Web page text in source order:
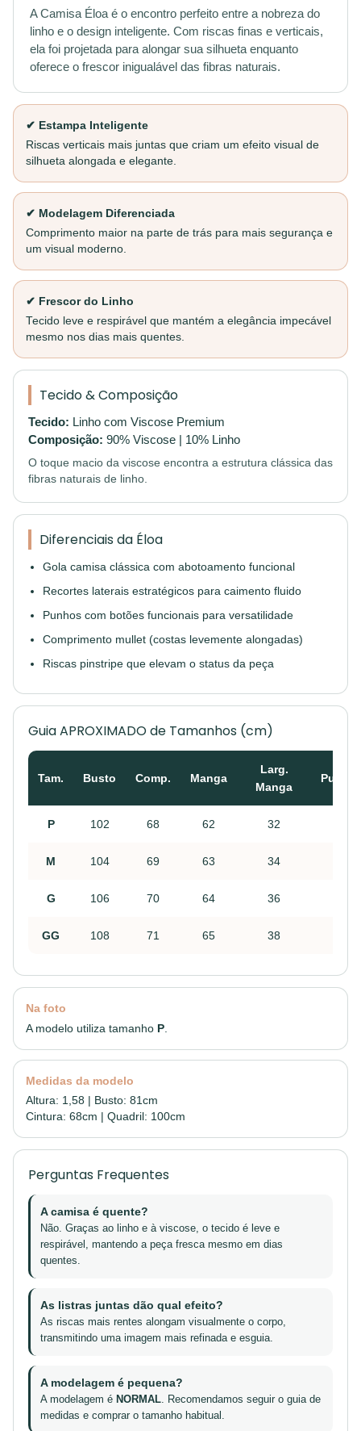
A Camisa Éloa é o encontro perfeito entre a nobreza do
linho e o design inteligente. Com riscas finas e verticais,
ela foi projetada para alongar sua silhueta enquanto
oferece o frescor inigualável das fibras naturais.
✔ Estampa Inteligente
Riscas verticais mais juntas que criam um efeito visual de
silhueta alongada e elegante.
✔ Modelagem Diferenciada
Comprimento maior na parte de trás para mais segurança e
um visual moderno.
✔ Frescor do Linho
Tecido leve e respirável que mantém a elegância impecável
mesmo nos dias mais quentes.
Tecido & Composição
Tecido: Linho com Viscose Premium
Composição: 90% Viscose | 10% Linho
O toque macio da viscose encontra a estrutura clássica das
fibras naturais de linho.
Diferenciais da Éloa
Gola camisa clássica com abotoamento funcional
Recortes laterais estratégicos para caimento fluido
Punhos com botões funcionais para versatilidade
Comprimento mullet (costas levemente alongadas)
Riscas pinstripe que elevam o status da peça
Guia APROXIMADO de Tamanhos (cm)
Tam. Busto Comp. Manga
Larg.
Manga
Punho
P 102 68 62 32
M 104 69 63 34
G 106 70 64 36
GG 108 71 65 38
Na foto
A modelo utiliza tamanho P
Medidas da modelo
Altura: 1,58 | Busto: 81cm
Cintura: 68cm | Quadril: 100cm
Perguntas Frequentes
A camisa é quente?
Não. Graças ao linho e à viscose, o tecido é leve e
respirável, mantendo a peça fresca mesmo em dias
quentes.
As listras juntas dão qual efeito?
As riscas mais rentes alongam visualmente o corpo,
transmitindo uma imagem mais refinada e esguia.
A modelagem é pequena?
A modelagem é NORMAL. Recomendamos seguir o guia de
medidas e comprar o tamanho habitual.